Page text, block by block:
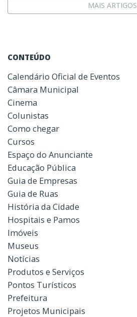
MAIS ARTIGOS
CONTEÚDO
Calendário Oficial de Eventos
Câmara Municipal
Cinema
Colunistas
Como chegar
Cursos
Espaço do Anunciante
Educação Pública
Guia de Empresas
Guia de Ruas
História da Cidade
Hospitais e Pamos
Imóveis
Museus
Notícias
Produtos e Serviços
Pontos Turísticos
Prefeitura
Projetos Municipais